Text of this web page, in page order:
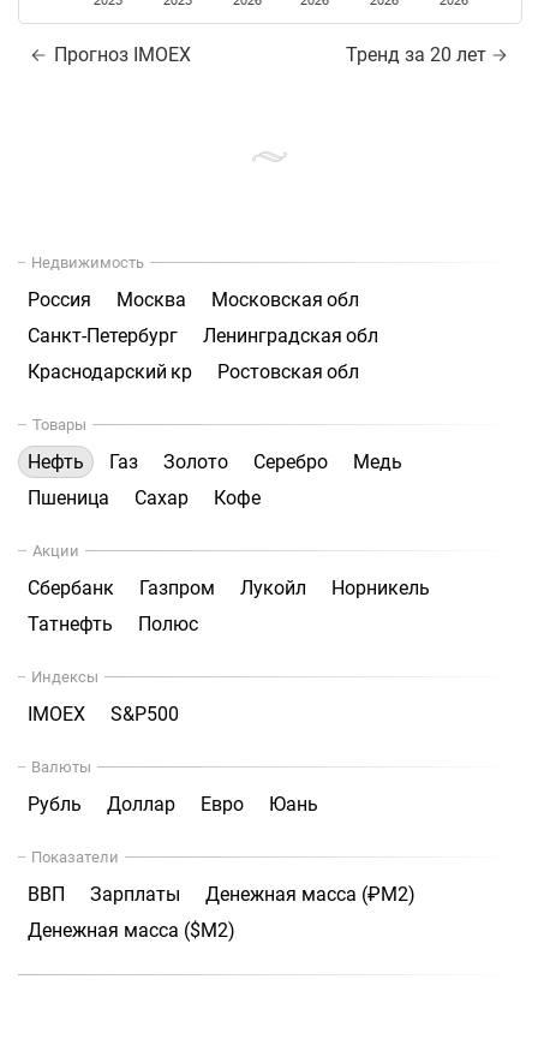
Прогноз IMOEX Тренд за 20 лет
Недвижимость
Россия Москва
Московская обл
Санкт-Петербург
Ленинградская обл
Краснодарский кр
Ростовская обл
Товары
Нефть Газ Золото Серебро
Медь
Пшеница
Сахар Кофе
Акции
Сбербанк Газпром Лукойл
Норникель
Татнефть
Полюс
Индексы
IMOEX S&P500
Валюты
Рубль Доллар Евро Юань
Показатели
ВВП Зарплаты
Денежная масса (₽М2)
Денежная масса ($М2)